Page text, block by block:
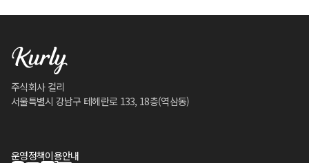
주식회사 컬리
서울특별시 강남구 테헤란로 133, 18층(역삼동)
운영정책이용안내